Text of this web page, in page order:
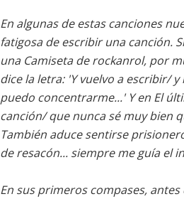
En algunas de estas canciones
fatigosa de escribir una canción.
una Camiseta de rockanrol, por
dice la letra: 'Y vuelvo a escribir/
puedo concentrarme...' Y en El
canción/ que nunca sé muy bien
También aduce sentirse
de resacón... siempre me guía el
En sus primeros compases,